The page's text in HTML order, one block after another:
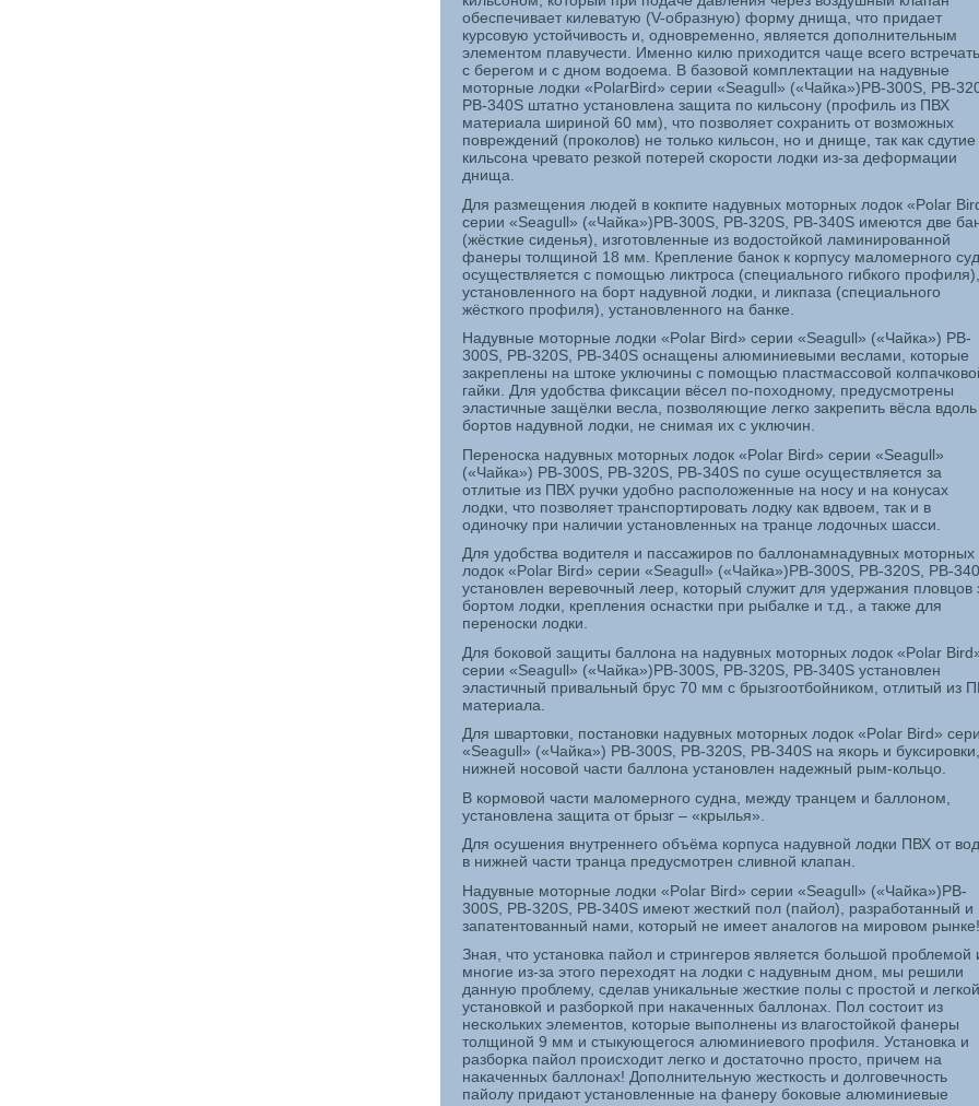
обеспечивает килеватую (V-образную) форму днища, что придает
курсовую устойчивость и, одновременно, является дополнительным
элементом плавучести. Именно килю приходится чаще всего
с берегом и с дном водоема. В базовой комплектации на надувные
моторные лодки «PolarBird» серии «Seagull» («Чайка»)PB-300S, PB-
PB-340S штатно установлена защита по кильсону (профиль из ПВХ
материала шириной 60 мм), что позволяет сохранить от возможных
повреждений (проколов) не только кильсон, но и днище, так как сдутие
кильсона чревато резкой потерей скорости лодки из-за деформации
днища.
Для размещения людей в кокпите надувных моторных лодок «Polar
серии «Seagull» («Чайка»)PB-300S PB-320S PB-340S имеются две
(жёсткие сиденья), изготовленные из водостойкой ламинированной
фанеры толщиной 18 мм. Крепление банок к корпусу маломерного
осуществляется с помощью ликтроса (специального гибкого профиля),
установленного на борт надувной лодки, и ликпаза (специального
жёсткого профиля), установленного на банке.
Надувные моторные лодки «Polar Bird» серии «Seagull» («Чайка») PB-
300S, PB-320S, PB-340S оснащены алюминиевыми веслами, которые
закреплены на штоке уключины с помощью пластмассовой
гайки. Для удобства фиксации вёсел по-походному, предусмотрены
эластичные защёлки весла, позволяющие легко закрепить вёсла вдоль
бортов надувной лодки, не снимая их с уключин.
Переноска надувных моторных лодок «Polar Bird» серии «Seagull»
(«Чайка») PB-300S PB-320S PB-340S по суше осуществляется за
отлитые из ПВХ ручки удобно расположенные на носу и на конусах
лодки, что позволяет транспортировать лодку как вдвоем, так и в
одиночку при наличии установленных на транце лодочных шасси.
Для удобства водителя и пассажиров по баллонамнадувных моторных
лодок «Polar Bird» серии «Seagull» («Чайка»)PB-300S, PB-320S, PB-340
установлен веревочный леер, который служит для удержания пловцов
бортом лодки, крепления оснастки при рыбалке и т.д., а также для
переноски лодки.
Для боковой защиты баллона на надувных моторных лодок «Polar Bird
серии «Seagull» («Чайка»)PB-300S PB-320S PB-340S установлен
эластичный привальный брус 70 мм с брызгоотбойником, отлитый из
материала.
Для швартовки, постановки надувных моторных лодок «Polar Bird»
«Seagull» («Чайка») PB-300S, PB-320S, PB-340S на якорь и
нижней носовой части баллона установлен надежный рым-кольцо.
В кормовой части маломерного судна, между транцем и баллоном,
установлена защита от брызг – «крылья».
Для осушения внутреннего объёма корпуса надувной лодки ПВХ от
в нижней части транца предусмотрен сливной клапан.
Надувные моторные лодки «Polar Bird» серии «Seagull» («Чайка»)PB-
300S PB-320S PB-340S имеют жесткий пол (пайол), разработанный и
запатентованный нами, который не имеет аналогов на мировом рынке!
Зная, что установка пайол и стрингеров является большой проблемой
многие из-за этого переходят на лодки с надувным дном, мы решили
данную проблему, сделав уникальные жесткие полы с простой и легкой
установкой и разборкой при накаченных баллонах. Пол состоит из
нескольких элементов, которые выполнены из влагостойкой фанеры
толщиной 9 мм и стыкующегося алюминиевого профиля. Установка и
разборка пайол происходит легко и достаточно просто, причем на
накаченных баллонах! Дополнительную жесткость и долговечность
пайолу придают установленные на фанеру боковые алюминиевые